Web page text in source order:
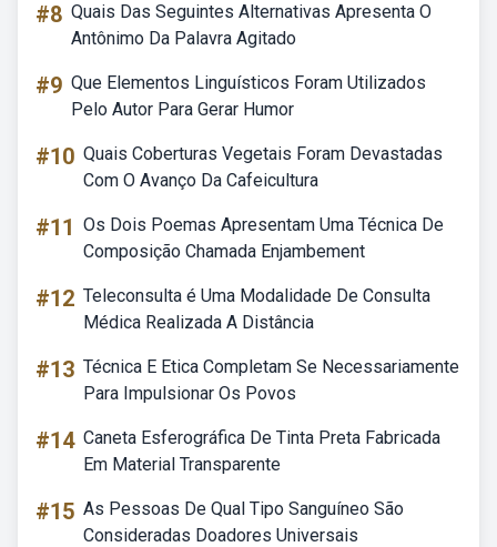
#8 Quais Das Seguintes Alternativas Apresenta O
Antônimo Da Palavra Agitado
#9 Que Elementos Linguísticos Foram Utilizados
Pelo Autor Para Gerar Humor
#10 Quais Coberturas Vegetais Foram Devastadas
Com O Avanço Da Cafeicultura
#11 Os Dois Poemas Apresentam Uma Técnica De
Composição Chamada Enjambement
#12 Teleconsulta é Uma Modalidade De Consulta
Médica Realizada A Distância
#13 Técnica E Etica Completam Se Necessariamente
Para Impulsionar Os Povos
#14 Caneta Esferográfica De Tinta Preta Fabricada
Em Material Transparente
#15 As Pessoas De Qual Tipo Sanguíneo São
Consideradas Doadores Universais